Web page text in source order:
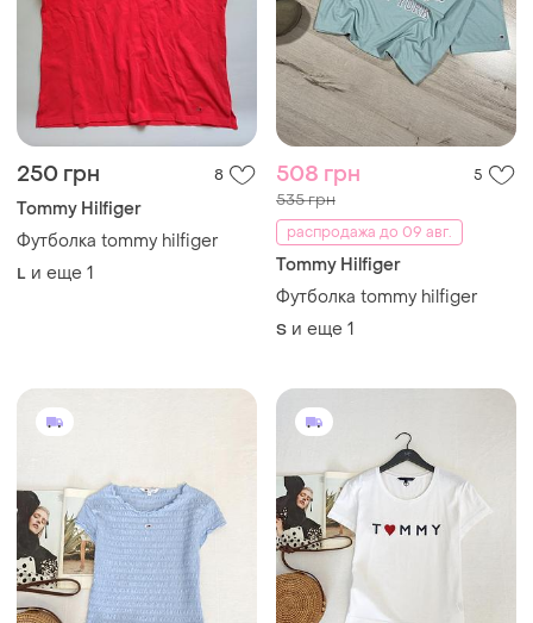
250 грн 8
Tommy Hilfiger
Футболка tommy hilfiger
L и еще 1
508 грн 5
535 грн
распродажа до 09 авг.
Tommy Hilfiger
Футболка tommy hilfiger
S и еще 1